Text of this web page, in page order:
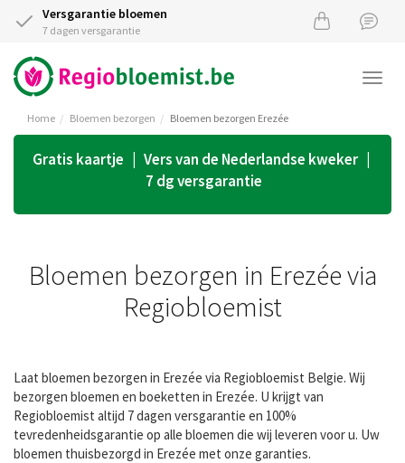
Versgarantie bloemen
7 dagen versgarantie
Home Bloemen bezorgen Bloemen bezorgen Erezée
Gratis kaartje | Vers van de Nederlandse kweker |
7 dg versgarantie
Bloemen bezorgen in Erezée via
Regiobloemist
Laat bloemen bezorgen in Erezée via Regiobloemist Belgie. Wij
bezorgen bloemen en boeketten in Erezée. U krijgt van
Regiobloemist altijd 7 dagen versgarantie en 100%
tevredenheidsgarantie op alle bloemen die wij leveren voor u. Uw
bloemen thuisbezorgd in Erezée met onze garanties.